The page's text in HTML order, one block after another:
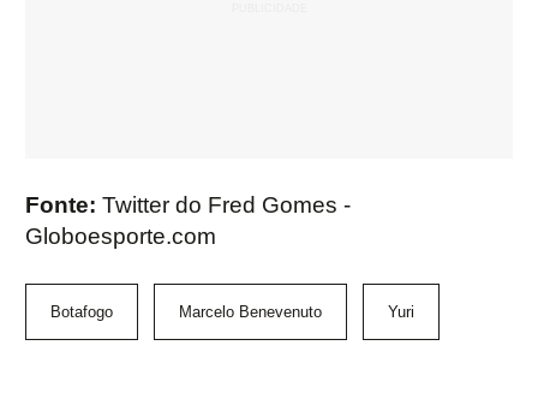
Fonte: Twitter do Fred Gomes -
Globoesporte.com
Botafogo Marcelo Benevenuto Yuri